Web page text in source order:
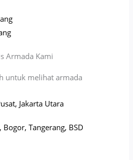
Armada Kami
untuk melihat armada
Jakarta Utara
Bogor, Tangerang, BSD